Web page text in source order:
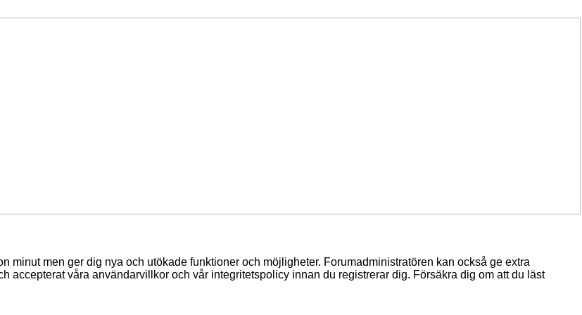
minut men ger dig nya och utökade funktioner och möjligheter. Forumadministratören kan också ge extra
accepterat våra användarvillkor och vår integritetspolicy innan du registrerar dig. Försäkra dig om att du läst